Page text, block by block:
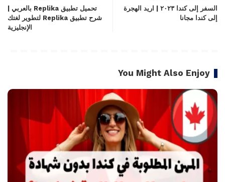
السفر إلى كندا ٢٠٢٣ | اريد الهجرة
إلى كندا مجانا
تحميل تطبيق Replika بالعربي |
شرح تطبيق Replika لتطوير لغتك
الإنجليزية
You Might Also Enjoy